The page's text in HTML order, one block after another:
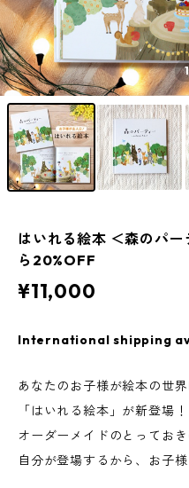
1
はいれる絵本 ＜森のパ
ら20%OFF
¥11,000
International shipping
あなたのお子様が絵本の世界
「はいれる絵本」が新登場！
オーダーメイドのとってお
自分が登場するから、お子